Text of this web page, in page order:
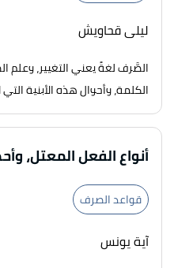
ليلى قحاويش
الصَّرف لغةً يعني التغيير،
الكلمة، وأحوال هذه الأبنية
أنواع الفعل المعتل،
قواعد الصرف
آية يونس